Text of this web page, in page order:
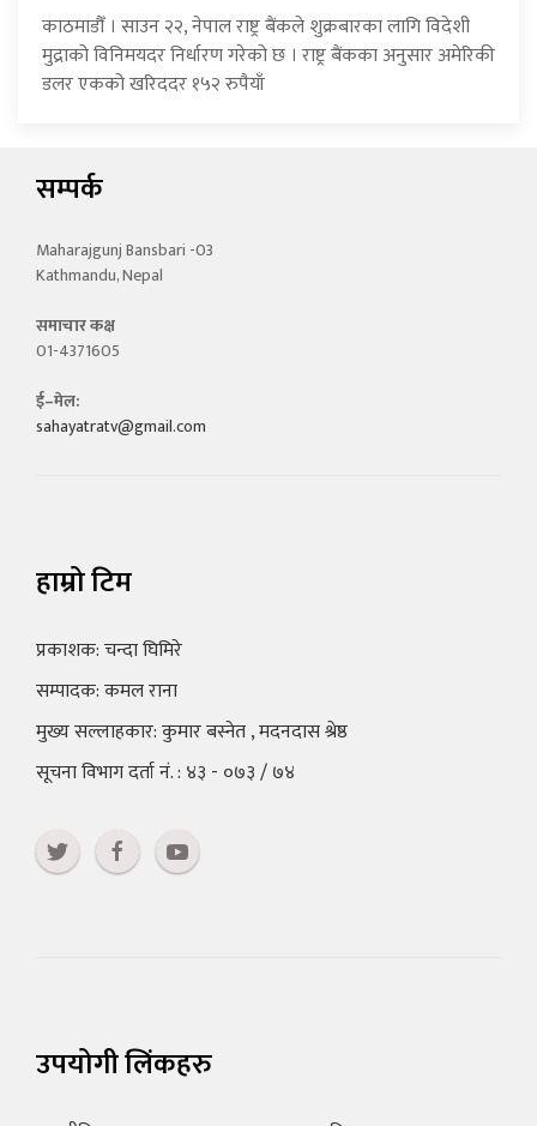
काठमाडौँ । साउन २२, नेपाल राष्ट्र बैंकले शुक्रबारका लागि विदेशी
मुद्राको विनिमयदर निर्धारण गरेको छ । राष्ट्र बैंकका अनुसार अमेरिकी
डलर एकको खरिददर १५२ रुपैयाँ
सम्पर्क
Maharajgunj Bansbari -03
Kathmandu, Nepal
समाचार कक्ष
01-4371605
ई–मेल:
sahayatratv@gmail.com
हाम्रो टिम
प्रकाशक: चन्दा घिमिरे
सम्पादक: कमल राना
मुख्य सल्लाहकार: कुमार बस्नेत , मदनदास श्रेष्ठ
सूचना विभाग दर्ता नं. : ४३ - ०७३ / ७४
उपयोगी लिंकहरु